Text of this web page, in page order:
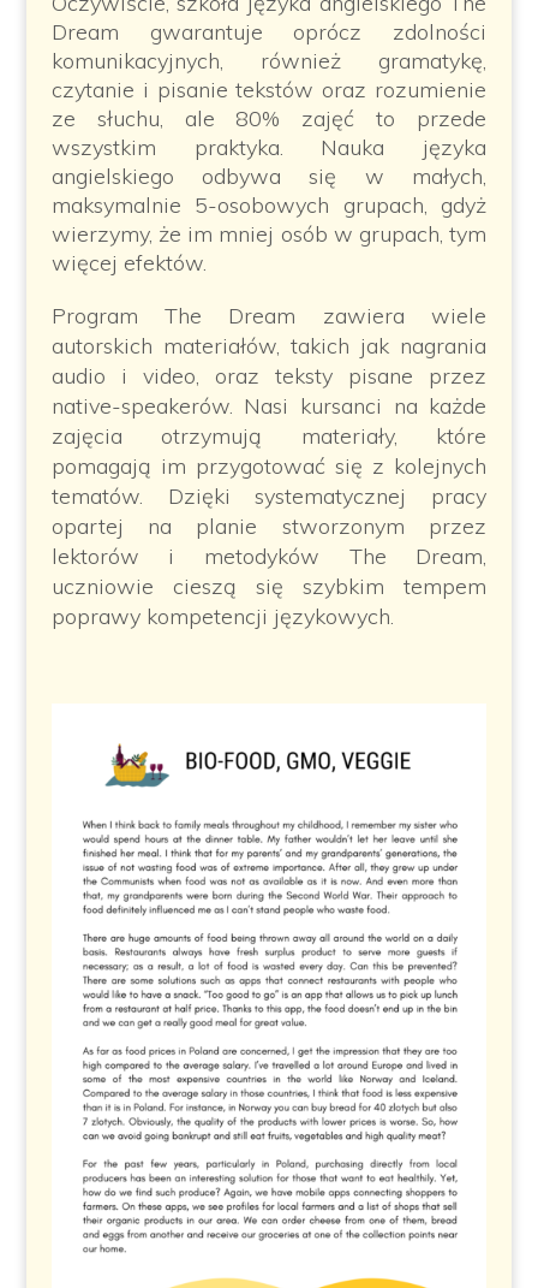
Dream gwarantuje oprócz zdolności
komunikacyjnych, również gramatykę,
czytanie i pisanie tekstów oraz rozumienie
ze słuchu, ale 80% zajęć to przede
wszystkim praktyka. Nauka języka
angielskiego odbywa się w małych,
maksymalnie 5-osobowych grupach, gdyż
wierzymy, że im mniej osób w grupach, tym
więcej efektów.
Program The Dream zawiera wiele
autorskich materiałów, takich jak nagrania
audio i video, oraz teksty pisane przez
native-speakerów. Nasi kursanci na każde
zajęcia otrzymują materiały, które
pomagają im przygotować się z kolejnych
tematów. Dzięki systematycznej pracy
opartej na planie stworzonym przez
lektorów i metodyków The Dream,
uczniowie cieszą się szybkim tempem
poprawy kompetencji językowych.